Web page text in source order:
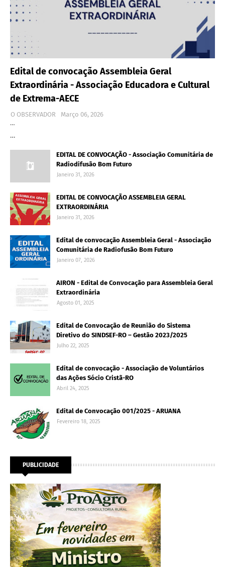
Edital de convocação Assembleia Geral
Extraordinária - Associação Educadora e Cultural
de Extrema-AECE
O OBSERVADOR
Março 06, 2026
…
…
EDITAL DE CONVOCAÇÃO - Associação Comunitária de
Radiodifusão Bom Futuro
Janeiro 31, 2026
EDITAL DE CONVOCAÇÃO ASSEMBLEIA GERAL
EXTRAORDINÁRIA
Janeiro 31, 2026
Edital de convocação Assembleia Geral - Associação
Comunitária de Radiofusão Bom Futuro
Janeiro 07, 2026
AIRON - Edital de Convocação para Assembleia Geral
Extraordinária
Agosto 01, 2025
Edital de Convocação de Reunião do Sistema
Diretivo do SINDSEF-RO – Gestão 2023/2025
Julho 22, 2025
Edital de convocação - Associação de Voluntários
das Ações Sócio Cristã-RO
Abril 24, 2025
Edital de Convocação 001/2025 - ARUANA
Fevereiro 18, 2025
PUBLICIDADE